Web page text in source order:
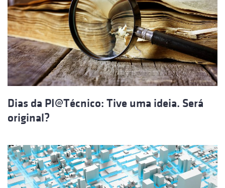
Dias da PI@Técnico: Tive uma ideia. Será
original?